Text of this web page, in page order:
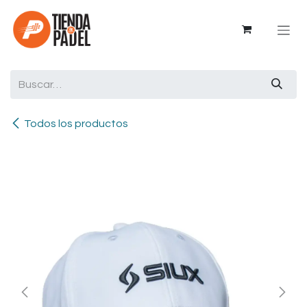
Ir al contenido
Todos los productos